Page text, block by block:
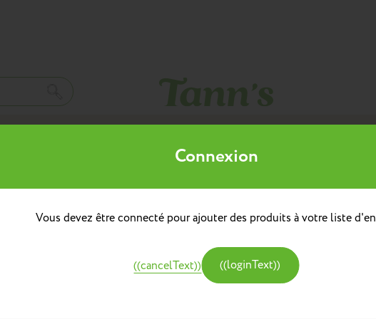
avec bandoulièreSacs à dos repas
Collège
Mes listes d'envies
((title))
((label))
Connexion
Vous devez être connecté pour ajouter des produits à votre liste
((cancelText)) ((loginText))